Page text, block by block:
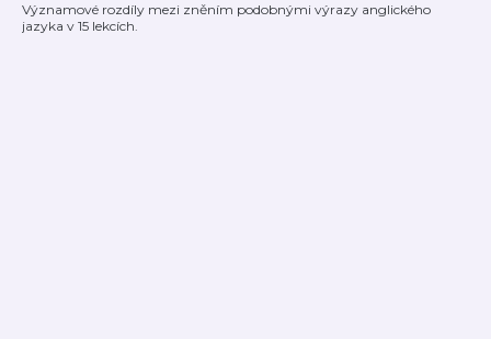
Významové rozdíly mezi zněním podobnými výrazy anglického
jazyka v 15 lekcích.